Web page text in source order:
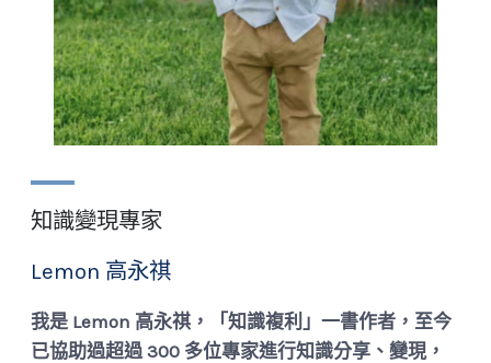
知識變現專家
Lemon 高永祺
我是 Lemon 高永祺，「知識複利」一書作者，至今
已協助過超過 300 多位專家進行知識分享、變現，